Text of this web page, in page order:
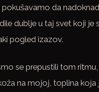
pokušavamo da
dublje u taj svet koji je
pogled izazov.
se prepustili tom
na mojoj, toplina koja